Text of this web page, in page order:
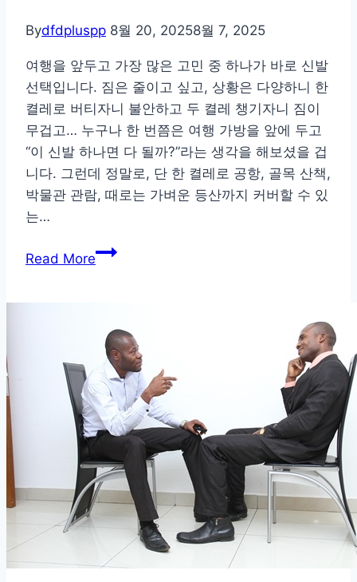
립
선
택
가
이
드
Bydfdpluspp 8월 20, 20258월 7, 2025
여행을 앞두고 가장 많은 고민 중 하나가 바로 신발
선택입니다. 짐은 줄이고 싶고, 상황은 다양하니 한
켤레로 버티자니 불안하고 두 켤레 챙기자니 짐이
무겁고… 누구나 한 번쯤은 여행 가방을 앞에 두고
“이 신발 하나면 다 될까?”라는 생각을 해보셨을 겁
니다. 그런데 정말로, 단 한 켤레로 공항, 골목 산책,
박물관 관람, 때로는 가벼운 등산까지 커버할 수 있
는…
Read More여
은
가
볍
게,
발
걸
음
은
편
하